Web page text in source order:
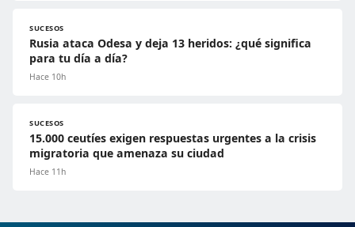
SUCESOS
Rusia ataca Odesa y deja 13 heridos: ¿qué significa
para tu día a día?
Hace 10h
SUCESOS
15.000 ceutíes exigen respuestas urgentes a la crisis
migratoria que amenaza su ciudad
Hace 11h